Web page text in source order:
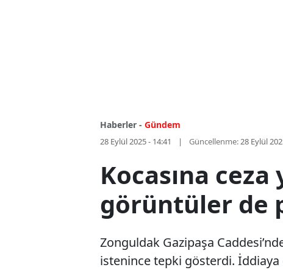
Haberler - Gündem
28 Eylül 2025 - 14:41 Güncellenme:28 Eylül
Kocasına ceza
görüntüler de
Zonguldak Gazipaşa
istenince tepki gösterdi. İddiaya